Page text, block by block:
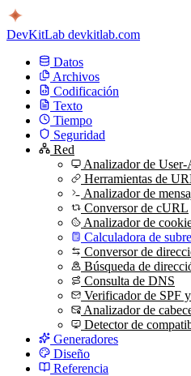
DevKitLab devkitlab.com
Datos
Archivos
Codificación
Texto
Tiempo
Seguridad
Red
Analizador de User-
Herramientas de
Analizador de
Conversor de cURL
Analizador de
Calculadora de
Conversor de
Búsqueda de
Consulta de DNS
Verificador de SPF
Analizador de
Detector de
Generadores
Diseño
Referencia